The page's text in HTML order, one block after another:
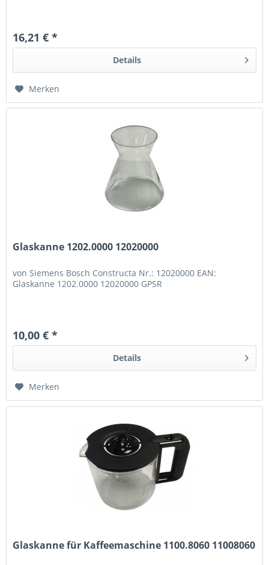
16,21 € *
Details
Merken
Glaskanne 1202.0000 12020000
von Siemens Bosch Constructa Nr.: 12020000 EAN:
Glaskanne 1202.0000 12020000 GPSR
10,00 € *
Details
Merken
Glaskanne für Kaffeemaschine 1100.8060 11008060